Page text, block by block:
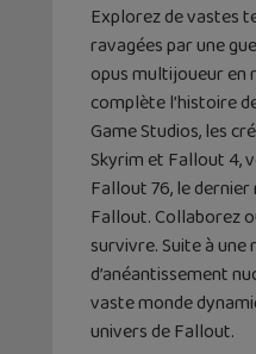
Explorez de vastes
ravagées par une
opus multijoueur en
complète l’histoire
Game Studios, les
Skyrim et Fallout 4,
Fallout 76, le
Fallout. Collaborez
survivre. Suite à une
d’anéantissement
vaste monde
univers de Fallout.